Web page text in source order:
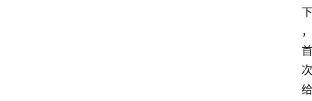
下
，
首
次
给